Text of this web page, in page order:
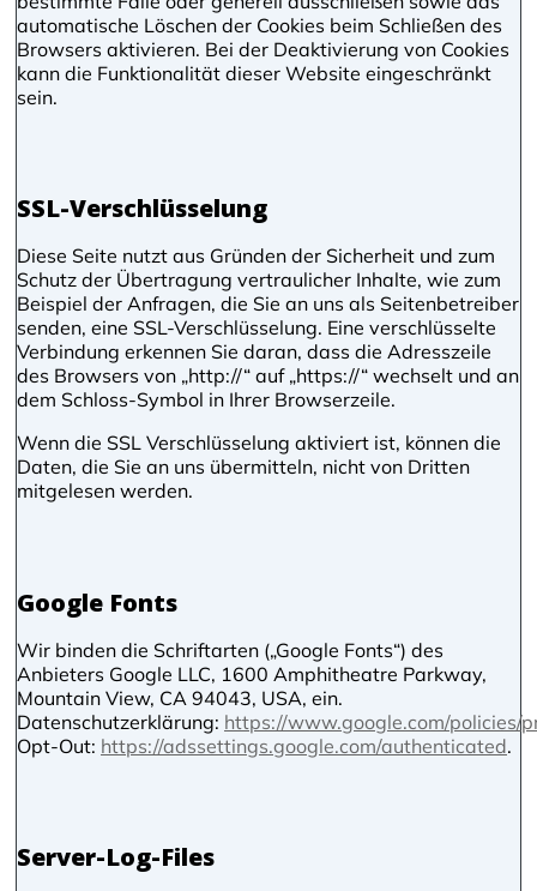
automatische Löschen der Cookies beim Schließen des
Browsers aktivieren. Bei der Deaktivierung von Cookies
kann die Funktionalität dieser Website eingeschränkt
sein.
SSL-Verschlüsselung
Diese Seite nutzt aus Gründen der Sicherheit und zum
Schutz der Übertragung vertraulicher Inhalte, wie zum
Beispiel der Anfragen, die Sie an uns als Seitenbetreiber
senden, eine SSL-Verschlüsselung. Eine verschlüsselte
Verbindung erkennen Sie daran, dass die Adresszeile
des Browsers von „http://“ auf „https://“ wechselt und an
dem Schloss-Symbol in Ihrer Browserzeile.
Wenn die SSL Verschlüsselung aktiviert ist, können die
Daten, die Sie an uns übermitteln, nicht von Dritten
mitgelesen werden.
Google Fonts
Wir binden die Schriftarten („Google Fonts“) des
Anbieters Google LLC, 1600 Amphitheatre Parkway,
Mountain View, CA 94043, USA, ein.
Datenschutzerklärung: https://www.google.com/policies/
Opt-Out: https://adssettings.google.com/authenticated.
Server-Log-Files